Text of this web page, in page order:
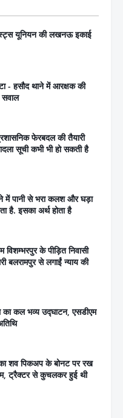
यूनियन की लखनऊ इकाई
- हसौद थाने में आरक्षक की
फेरबदल की तैयारी
सूची कभी भी हो सकती है
में पानी से भरा कलश और घड़ा
है. इसका अर्थ होता है
विशम्भरपुर के पीड़ित निवासी
बलरामपुर से लगाईं न्याय की
कल भव्य उद्घाटन, एसडीएम
शव पिकअप के बोनट पर रख
ट्रैक्टर से कुचलकर हुई थी